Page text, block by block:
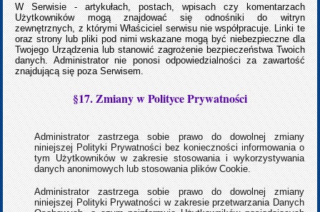
W Serwisie - artykułach, postach, wpisach czy komentarzach
Użytkowników mogą znajdować się odnośniki do witryn
zewnętrznych, z którymi Właściciel serwisu nie współpracuje. Linki te
oraz strony lub pliki pod nimi wskazane mogą być niebezpieczne dla
Twojego Urządzenia lub stanowić zagrożenie bezpieczeństwa Twoich
danych. Administrator nie ponosi odpowiedzialności za zawartość
znajdującą się poza Serwisem.
§17. Zmiany w Polityce Prywatności
Administrator zastrzega sobie prawo do dowolnej zmiany
niniejszej Polityki Prywatności bez konieczności informowania o
tym Użytkowników w zakresie stosowania i wykorzystywania
danych anonimowych lub stosowania plików Cookie.
Administrator zastrzega sobie prawo do dowolnej zmiany
niniejszej Polityki Prywatności w zakresie przetwarzania Danych